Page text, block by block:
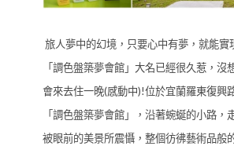
旅人夢中的幻境，只要心中有夢，就能實
「調色盤築夢會館」大名已經很久惹，沒
會來去住一晚(感動中)!位於宜蘭羅東復興
「調色盤築夢會館」，沿著蜿蜒的小路，
被眼前的美景所震懾，整個彷彿藝術品般